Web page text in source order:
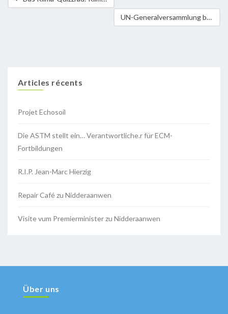
UN-Generalversammlung bestätigt Klima-Gutachten des Internationalen Gerichtshofs
Articles récents
Projet Echosoil
Die ASTM stellt ein… Verantwortliche.r für ECM-
Fortbildungen
R.I.P. Jean-Marc Hierzig
Repair Café zu Nidderaanwen
Visite vum Premierminister zu Nidderaanwen
Über uns